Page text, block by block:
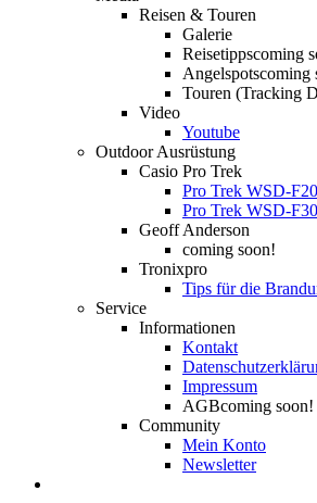
Reisen & Touren
Galerie
Reisetippscoming
Angelspotscoming
Touren (Tracking
Video
Youtube
Outdoor Ausrüstung
Casio Pro Trek
Pro Trek WSD-F20
Pro Trek WSD-F30
Geoff Anderson
coming soon!
Tronixpro
Tips für die
Service
Informationen
Kontakt
Impressum
AGBcoming soon!
Community
Mein Konto
Newsletter